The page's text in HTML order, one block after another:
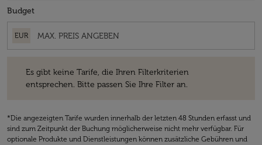
Budget
EUR
Es gibt keine Tarife, die Ihren Filterkriterien
entsprechen. Bitte passen Sie Ihre Filter an.
*Die angezeigten Tarife wurden innerhalb der letzten 48 Stunden erfasst und
sind zum Zeitpunkt der Buchung möglicherweise nicht mehr verfügbar. Für
optionale Produkte und Dienstleistungen können zusätzliche Gebühren und